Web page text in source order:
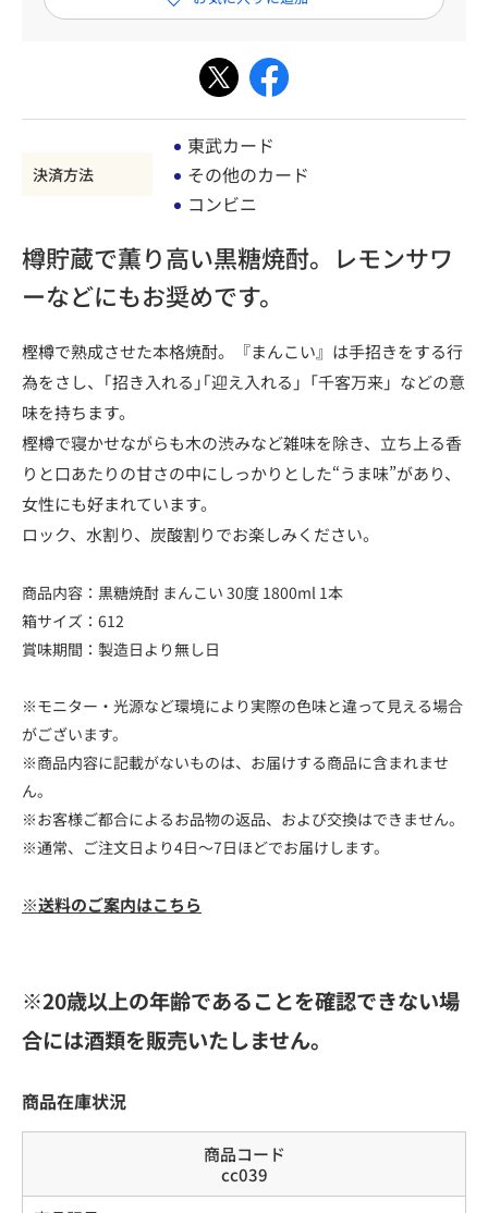
決済方法
東武カード
その他のカード
コンビニ
樽貯蔵で薫り高い黒糖焼酎。レモンサワ
ーなどにもお奨めです。
樫樽で熟成させた本格焼酎。『まんこい』は手招きをする行
為をさし、｢招き入れる｣｢迎え入れる｣「千客万来」などの意
味を持ちます。
樫樽で寝かせながらも木の渋みなど雑味を除き、立ち上る香
りと口あたりの甘さの中にしっかりとした“うま味”があり、
女性にも好まれています。
ロック、水割り、炭酸割りでお楽しみください。
商品内容：黒糖焼酎 まんこい 30度 1800ml 1本
箱サイズ：612
賞味期間：製造日より無し日
※モニター・光源など環境により実際の色味と違って見える場合
がございます。
※商品内容に記載がないものは、お届けする商品に含まれませ
ん。
※お客様ご都合によるお品物の返品、および交換はできません。
※通常、ご注文日より4日～7日ほどでお届けします。
※送料のご案内はこちら
※20歳以上の年齢であることを確認できない場
合には酒類を販売いたしません。
商品在庫状況
商品コード
cc039